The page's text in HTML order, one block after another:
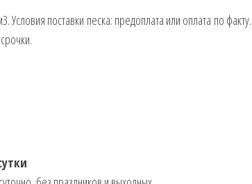
Условия поставки песка: предоплата или оплата по факту.